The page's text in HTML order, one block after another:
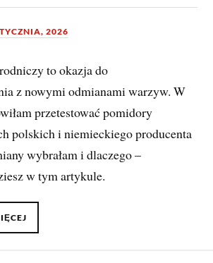
2026
to okazja do
z nowymi odmianami warzyw. W
przetestować pomidory
polskich i niemieckiego producenta
wybrałam i dlaczego –
w tym artykule.